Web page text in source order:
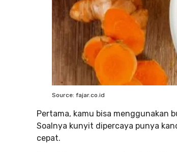
Source: fajar.co.id
Pertama, kamu bisa menggunakan
Soalnya kunyit dipercaya punya
cepat.